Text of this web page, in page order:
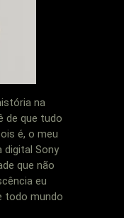
na
de que tudo
é, o meu
digital Sony
que não
eu
todo mundo